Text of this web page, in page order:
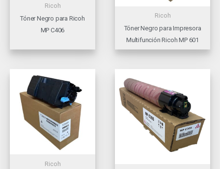
Ricoh
Tóner Negro para Ricoh
MP C406
Ricoh
Tóner Negro para Impresora
Multifunción Ricoh MP 601
Ricoh